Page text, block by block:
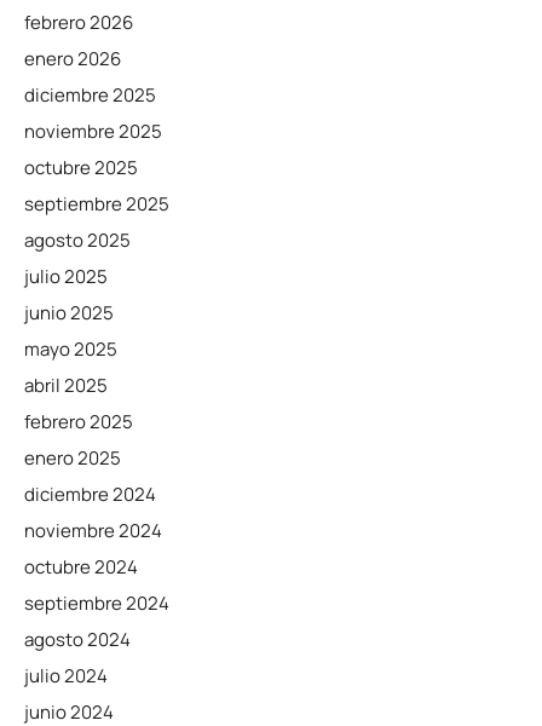
febrero 2026
enero 2026
diciembre 2025
noviembre 2025
octubre 2025
septiembre 2025
agosto 2025
julio 2025
junio 2025
mayo 2025
abril 2025
febrero 2025
enero 2025
diciembre 2024
noviembre 2024
octubre 2024
septiembre 2024
agosto 2024
julio 2024
junio 2024